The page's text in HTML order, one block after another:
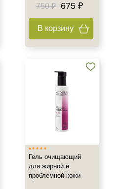
750 ₽
675 ₽
В корзину
Гель очищающий
для жирной и
проблемной кожи